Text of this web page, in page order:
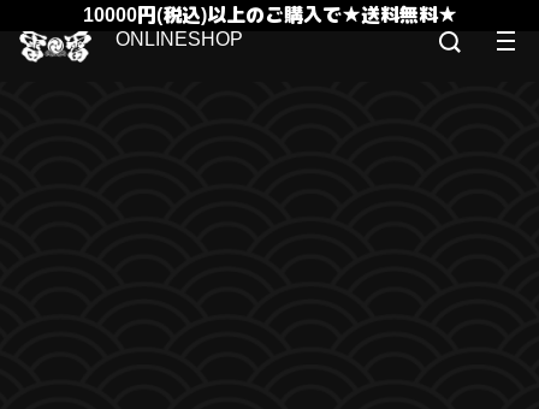
10000円(税込)以上のご購入で★送料無料★
ONLINESHOP